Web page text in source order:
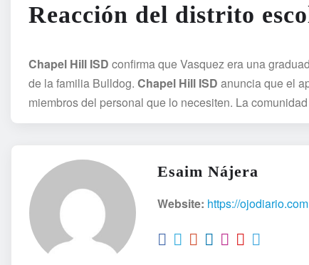
Reacción del distrito
Chapel Hill ISD confirma que Vasquez era una
de la familia Bulldog. Chapel Hill ISD anuncia que el
miembros del personal que lo necesiten. La
Esaim Nájera
Website: https://ojodiario.com